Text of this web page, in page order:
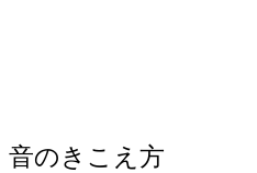
音のきこえ方